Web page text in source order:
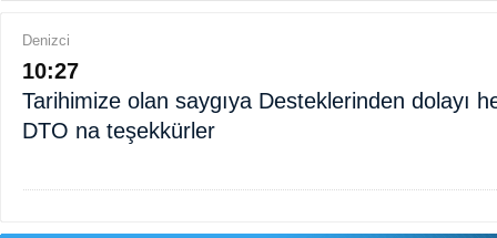
Denizci
10:27
Tarihimize olan saygıya Desteklerinden dolayı
DTO na teşekkürler